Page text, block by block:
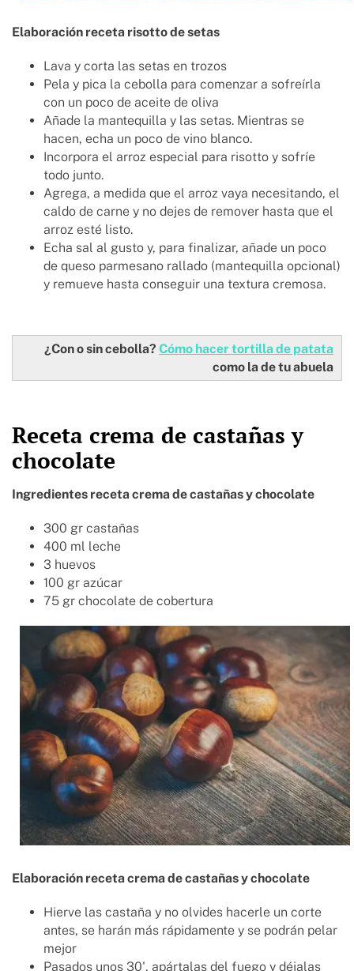
Elaboración receta risotto de setas
Lava y corta las setas en trozos
Pela y pica la cebolla para comenzar a sofreírla
con un poco de aceite de oliva
Añade la mantequilla y las setas. Mientras se
hacen, echa un poco de vino blanco.
Incorpora el arroz especial para risotto y sofríe
todo junto.
Agrega, a medida que el arroz vaya necesitando, el
caldo de carne y no dejes de remover hasta que el
arroz esté listo.
Echa sal al gusto y, para finalizar, añade un poco
de queso parmesano rallado (mantequilla opcional)
y remueve hasta conseguir una textura cremosa.
¿Con o sin cebolla? Cómo hacer tortilla de patata
como la de tu abuela
Receta crema de castañas y
chocolate
Ingredientes receta crema de castañas y chocolate
300 gr castañas
400 ml leche
3 huevos
100 gr azúcar
75 gr chocolate de cobertura
Elaboración receta crema de castañas y chocolate
Hierve las castaña y no olvides hacerle un corte
antes, se harán más rápidamente y se podrán pelar
mejor
Pasados unos 30', apártalas del fuego y déjalas